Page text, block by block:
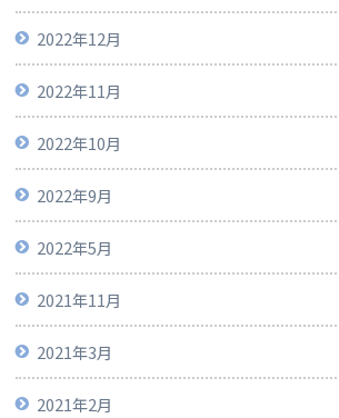
2022年12月
2022年11月
2022年10月
2022年9月
2022年5月
2021年11月
2021年3月
2021年2月